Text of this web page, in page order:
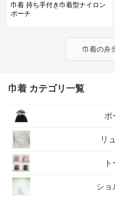
巾着 持ち手付き巾着型ナイロン
ポーチ
巾着の弁
巾着 カテゴリ一覧
ポ
リ
ショ